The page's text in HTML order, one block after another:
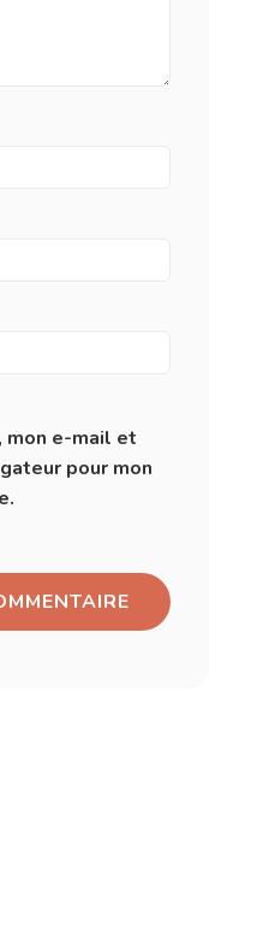
mon e-mail et
pour mon